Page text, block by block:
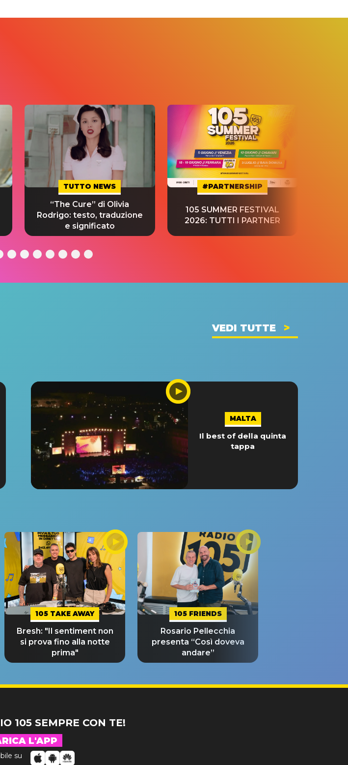
TUTTO NEWS
“The Cure” di Olivia
Rodrigo: testo, traduzione
e significato
#PARTNERSHIP
105 SUMMER FESTIVAL
2026: TUTTI I PARTNER
VEDI TUTTE
MALTA
Il best of della quinta
tappa
105 TAKE AWAY
Bresh: "Il sentiment non
si prova fino alla notte
prima"
105 FRIENDS
Rosario Pellecchia
presenta “Così doveva
andare”
105 SEMPRE CON TE!
L'APP
su